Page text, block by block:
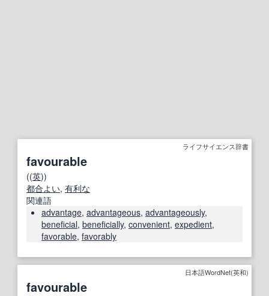
ライフサイエンス辞書
favourable
((英))
都合よい, 有利な
関連語
advantage, advantageous, advantageously,
beneficial, beneficially, convenient, expedient,
favorable, favorably
日本語WordNet(英和)
favourable